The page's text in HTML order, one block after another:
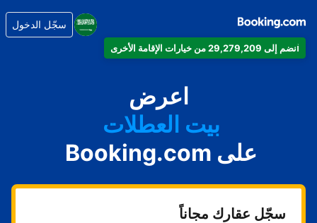
انضم إلى 29,279,209 من خيارات الإقامة الأخرى
سجّل الدخول
اعرض
شقتك
فندقك
بيت العطلات
شقتك الفندقية
منتجعك
على Booking.com
سجّل عقارك مجاناً